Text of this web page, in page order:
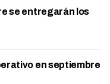
se entregarán los
en septiembre